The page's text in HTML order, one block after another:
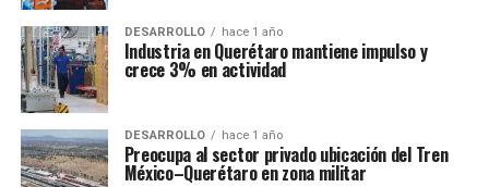
DESARROLLO hace 1 año
Industria en Querétaro mantiene impulso y
crece 3% en actividad
DESARROLLO hace 1 año
Preocupa al sector privado ubicación del Tren
México–Querétaro en zona militar